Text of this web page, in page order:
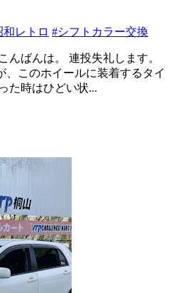
和レトロ #シフトカラー交換
ばんは。 連投失礼します。
このホイールに装着するタイ
た時はひどい状...